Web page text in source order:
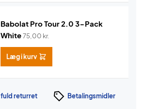
Babolat Pro Tour 2.0 3-Pack
White75,00 kr.
Læg i kurv
fuld returret Betalingsmidler